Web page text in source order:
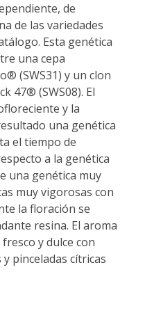
de
de las variedades
Esta genética
una cepa
(SWS31) y un clon
47® (SWS08). El
y la
una genética
el tiempo de
a la genética
una genética muy
muy vigorosas con
la floración se
resina. El aroma
y dulce con
pinceladas cítricas